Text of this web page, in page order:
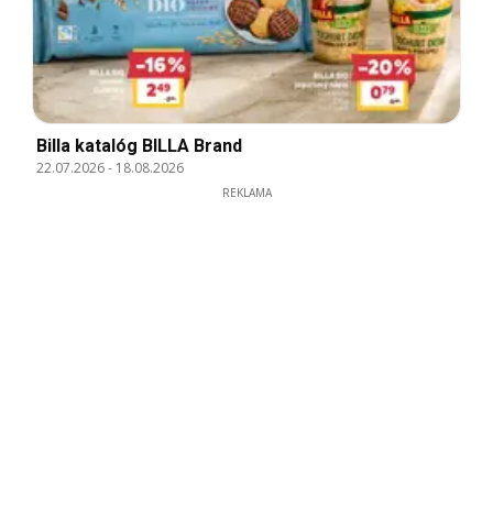
Billa katalóg BILLA Brand
22.07.2026- 18.08.2026
REKLAMA